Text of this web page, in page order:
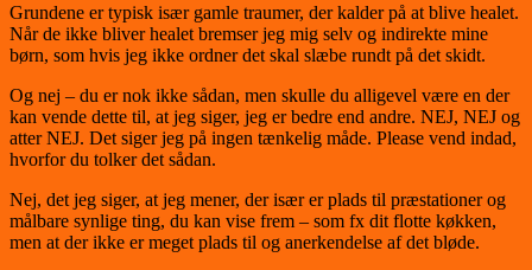
Grundene er typisk især gamle traumer, der kalder på at blive healet.
Når de ikke bliver healet bremser jeg mig selv og indirekte mine
børn, som hvis jeg ikke ordner det skal slæbe rundt på det skidt.
Og nej – du er nok ikke sådan, men skulle du alligevel være en der
kan vende dette til, at jeg siger, jeg er bedre end andre. NEJ, NEJ og
atter NEJ. Det siger jeg på ingen tænkelig måde. Please vend indad,
hvorfor du tolker det sådan.
Nej, det jeg siger, at jeg mener, der især er plads til præstationer og
målbare synlige ting, du kan vise frem – som fx dit flotte køkken,
men at der ikke er meget plads til og anerkendelse af det bløde.